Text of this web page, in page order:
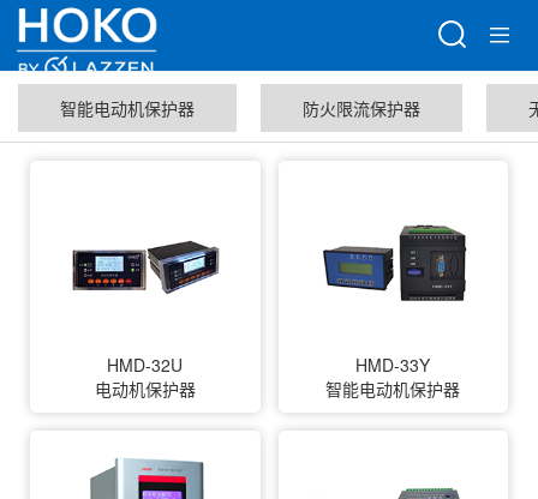
智能电动机保护器 防火限流保护器
HMD-32U
电动机保护器
HMD-33Y
智能电动机保护器